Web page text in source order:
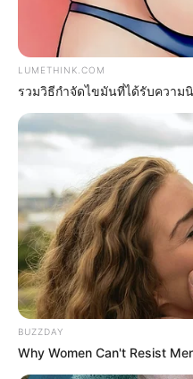
23 เม.ย. 2020
9 ความเชื่อ เกี่ยวกับ ฤกษ์แต่ง
19 มิ.ย. 2019
LUMETHINK.COM
รวมวิธีกำจัดไขมันที่ได้รับความ
BUZZDAY
Why Women Can't Resist